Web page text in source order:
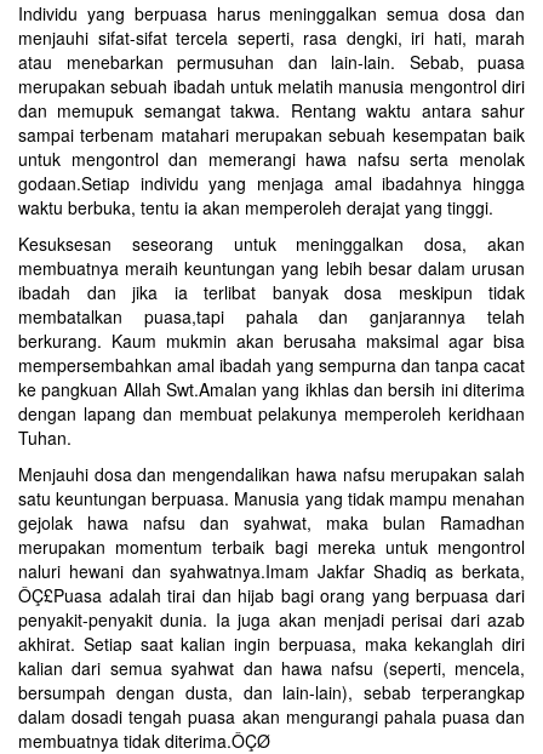
Individu yang berpuasa harus meninggalkan semua dosa dan
menjauhi sifat-sifat tercela seperti, rasa dengki, iri hati, marah
atau menebarkan permusuhan dan lain-lain. Sebab, puasa
merupakan sebuah ibadah untuk melatih manusia mengontrol diri
dan memupuk semangat takwa. Rentang waktu antara sahur
sampai terbenam matahari merupakan sebuah kesempatan baik
untuk mengontrol dan memerangi hawa nafsu serta menolak
godaan.Setiap individu yang menjaga amal ibadahnya hingga
waktu berbuka, tentu ia akan memperoleh derajat yang tinggi.
Kesuksesan seseorang untuk meninggalkan dosa, akan
membuatnya meraih keuntungan yang lebih besar dalam urusan
ibadah dan jika ia terlibat banyak dosa meskipun tidak
membatalkan puasa,tapi pahala dan ganjarannya telah
berkurang. Kaum mukmin akan berusaha maksimal agar bisa
mempersembahkan amal ibadah yang sempurna dan tanpa cacat
ke pangkuan Allah Swt.Amalan yang ikhlas dan bersih ini diterima
dengan lapang dan membuat pelakunya memperoleh keridhaan
Tuhan.
Menjauhi dosa dan mengendalikan hawa nafsu merupakan salah
satu keuntungan berpuasa. Manusia yang tidak mampu menahan
gejolak hawa nafsu dan syahwat, maka bulan Ramadhan
merupakan momentum terbaik bagi mereka untuk mengontrol
naluri hewani dan syahwatnya.Imam Jakfar Shadiq as berkata,
ÔÇ£Puasa adalah tirai dan hijab bagi orang yang berpuasa dari
penyakit-penyakit dunia. Ia juga akan menjadi perisai dari azab
akhirat. Setiap saat kalian ingin berpuasa, maka kekanglah diri
kalian dari semua syahwat dan hawa nafsu (seperti, mencela,
bersumpah dengan dusta, dan lain-lain), sebab terperangkap
dalam dosadi tengah puasa akan mengurangi pahala puasa dan
membuatnya tidak diterima.ÔÇØ